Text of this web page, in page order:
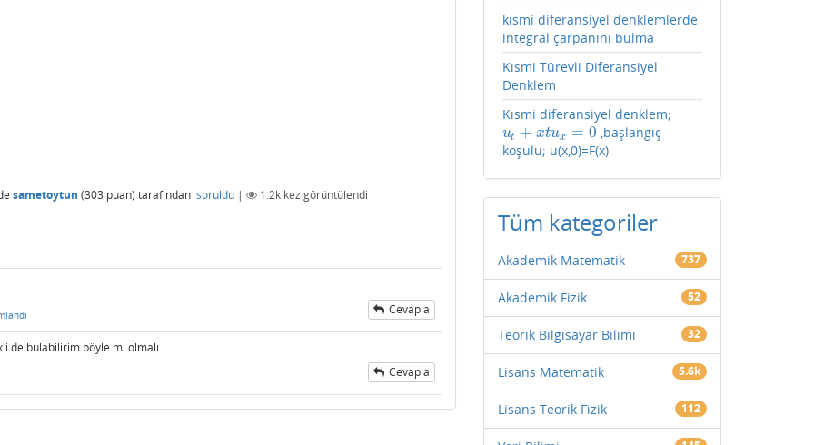
sametoytun (303 puan) tarafından soruldu | 1.2k kez görüntülendi
Cevapla
de bulabilirim böyle mi olmalı
Cevapla
kısmi diferansiyel denklemlerde
integral çarpanını bulma
Kısmi Türevli Diferansiyel
Denklem
Kısmi diferansiyel denklem;
ut + xtux = 0
ut +xt ux=0
,başlangıç
koşulu; u(x,0)=F(x)
Tüm kategoriler
Akademik Matematik 737
Akademik Fizik 52
Teorik Bilgisayar Bilimi 32
Lisans Matematik 5.6k
Lisans Teorik Fizik 112